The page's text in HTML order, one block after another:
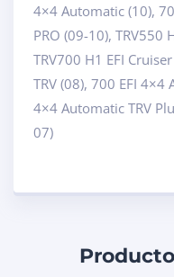
4×4 Automatic (10),
PRO (09-10), TRV550
TRV700 H1 EFI
TRV (08), 700 EFI 4×4
4×4 Automatic TRV
07)